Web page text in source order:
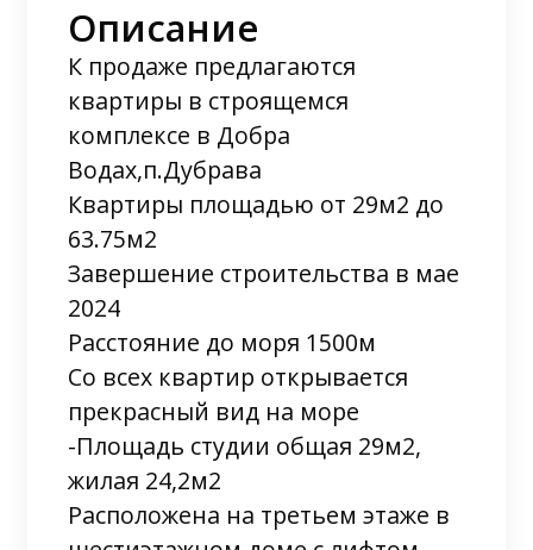
Описание
К продаже предлагаются
квартиры в строящемся
комплексе в Добра
Водах,п.Дубрава
Квартиры площадью от 29м2 до
63.75м2
Завершение строительства в мае
2024
Расстояние до моря 1500м
Со всех квартир открывается
прекрасный вид на море
-Площадь студии общая 29м2,
жилая 24,2м2
Расположена на третьем этаже в